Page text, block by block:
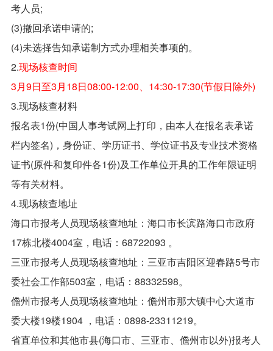
考人员;
(3)撤回承诺申请的;
(4)未选择告知承诺制方式办理相关事项的。
2.现场核查时间
3月9日至3月18日08:00-12:00、14:30-17:30(节假日除外)
3.现场核查材料
报名表1份(中国人事考试网上打印，由本人在报名表承诺
栏内签名)，身份证、学历证书、学位证书及专业技术资格
证书(原件和复印件各1份)及工作单位开具的工作年限证明
等有关材料。
4.现场核查地址
海口市报考人员现场核查地址：海口市长滨路海口市政府
17栋北楼4004室，电话：68722093 。
三亚市报考人员现场核查地址：三亚市吉阳区迎春路5号市
委社会工作部503室，电话：88332598。
儋州市报考人员现场核查地址：儋州市那大镇中心大道市
委大楼19楼1904 ，电话：0898-23311219。
省直单位和其他市县(海口市、三亚市、儋州市以外)报考人